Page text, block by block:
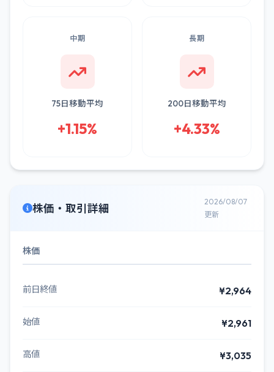
中期
75日移動平均
+1.15%
長期
200日移動平均
+4.33%
株価・取引詳細
2026/08/07
更新
株価
前日終値 ¥2,964
始値 ¥2,961
高値 ¥3,035